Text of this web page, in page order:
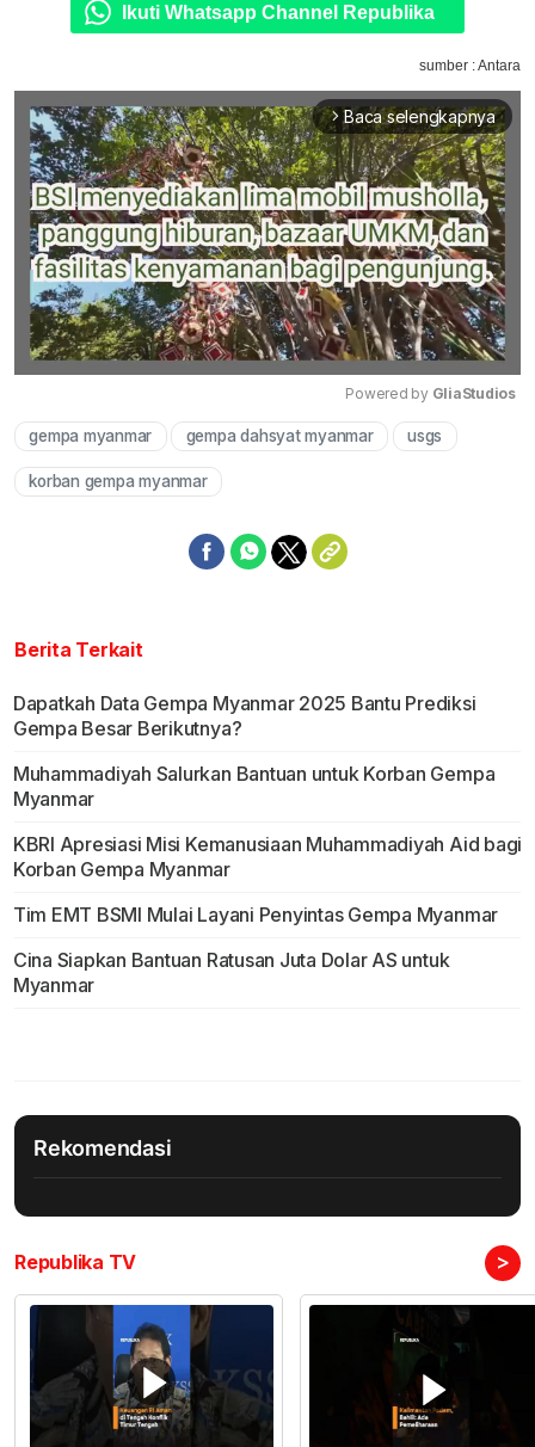
Ikuti Whatsapp Channel Republika
sumber : Antara
arrow_forward_ios Baca selengkapnya
Mute
Powered by GliaStudios
gempa myanmar gempa dahsyat myanmar usgs
korban gempa myanmar
Berita Terkait
Dapatkah Data Gempa Myanmar 2025 Bantu Prediksi
Gempa Besar Berikutnya?
Muhammadiyah Salurkan Bantuan untuk Korban Gempa
Myanmar
KBRI Apresiasi Misi Kemanusiaan Muhammadiyah Aid bagi
Korban Gempa Myanmar
Tim EMT BSMI Mulai Layani Penyintas Gempa Myanmar
Cina Siapkan Bantuan Ratusan Juta Dolar AS untuk
Myanmar
Rekomendasi
Republika TV >